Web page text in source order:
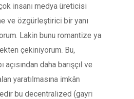
insanı medya üreticisi
ve özgürleştirici bir yanı
Lakin bunu romantize ya
çekiniyorum. Bu,
daha barışçıl ve
yaratılmasına imkân
bu decentralized (gayri